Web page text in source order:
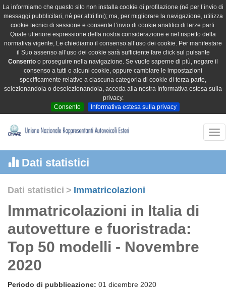
La informiamo che questo sito non installa cookie di profilazione (né per l’invio di
messaggi pubblicitari, né per altri fini); ma, per migliorare la navigazione, utilizza
cookie tecnici di sessione e consente l’invio di cookie analitici di terze parti.
Quale ulteriore espressione della nostra considerazione e nel rispetto della
normativa vigente, Le chiediamo il consenso all’uso dei cookie. Per manifestare
il Suo assenso all’uso dei cookie sarà sufficiente fare click sul pulsante
Consento o proseguire nella navigazione. Se vuole saperne di più, negare il
consenso a tutti o alcuni cookie, oppure cambiare le impostazioni
specificamente relative a ciascuna categoria di cookie di terza parte,
selezionandola o deselezionandola, acceda alla nostra Informativa estesa sulla
privacy.
Consento
Informativa estesa sulla privacy
Dati statistici
Dati statistici > Immatricolazioni
Immatricolazioni in Italia di
autovetture e fuoristrada:
Top 50 modelli - Novembre
2020
Periodo di pubblicazione: 01 dicembre 2020